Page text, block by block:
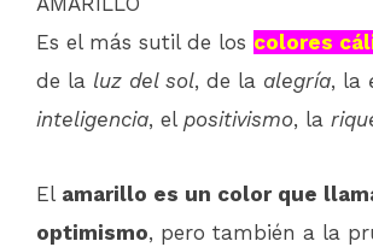
Es el más sutil de los colores
de la luz del sol, de la alegría, la
inteligencia, el positivismo, la
El amarillo es un color que
optimismo, pero también a la